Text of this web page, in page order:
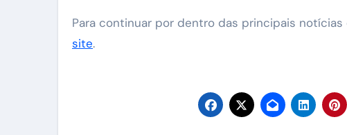
Para continuar por dentro das principais
site.